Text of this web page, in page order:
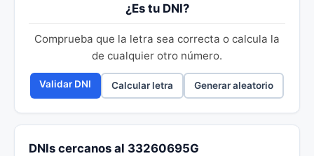
¿Es tu DNI?
Comprueba que la letra sea correcta o calcula la
de cualquier otro número.
Validar DNI Calcular letra Generar aleatorio
DNIs cercanos al 33260695G